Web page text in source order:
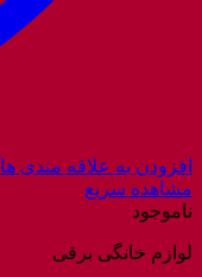
افزودن به علاقه مندی ها
مشاهده سریع
ناموجود
لوازم خانگی برقی